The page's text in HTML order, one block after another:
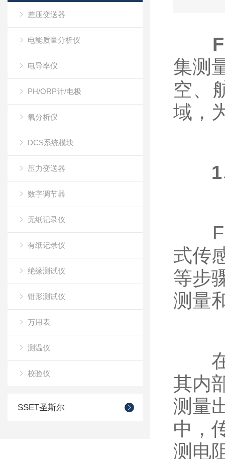
差压变送器
电能质量分析仪
电导率仪
PH/ORP计/电极
氧分析仪
DCS系统模块
压力变送器
数字调节器
无纸记录仪
有纸记录仪
绝缘测试仪
钳形测试仪
万用表
测温仪
校验仪
SSET圣斯尔
集测
空、
域，
式传
等步
测量
在
其内
测量
中，
测电